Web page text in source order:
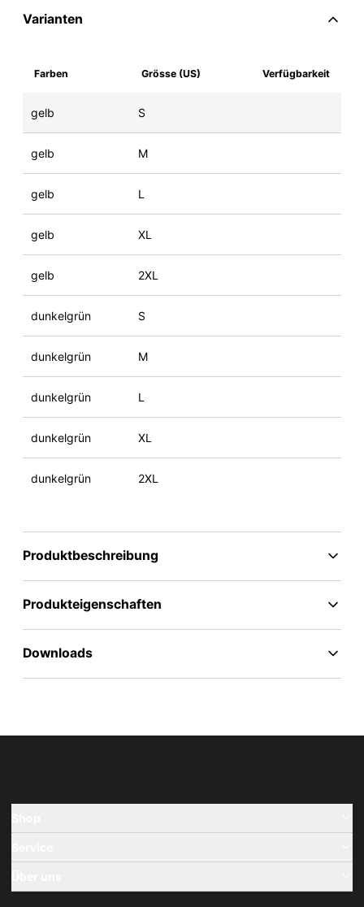
Varianten
Farben Grösse (US) Verfügbarkeit
gelb S
gelb M
gelb L
gelb XL
gelb 2XL
dunkelgrün S
dunkelgrün M
dunkelgrün L
dunkelgrün XL
dunkelgrün 2XL
Produktbeschreibung
Produkteigenschaften
Downloads